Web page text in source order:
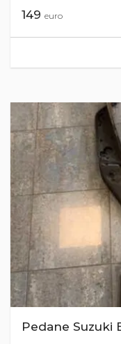
149 euro
Pedane Suzuki